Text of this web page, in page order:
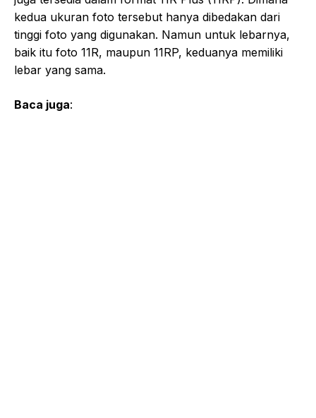
kedua ukuran foto tersebut hanya dibedakan dari
tinggi foto yang digunakan. Namun untuk lebarnya,
baik itu foto 11R, maupun 11RP, keduanya memiliki
lebar yang sama.
Baca juga: